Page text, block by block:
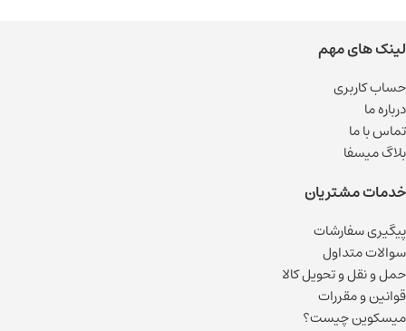
لینک های مهم
حساب کاربری
درباره ما
تماس با ما
بلاگ میسفا
خدمات مشتریان
پیگیری سفارشات
سوالات متداول
حمل و نقل و تحویل کالا
قوانین و مقررات
میسکوین چیست؟